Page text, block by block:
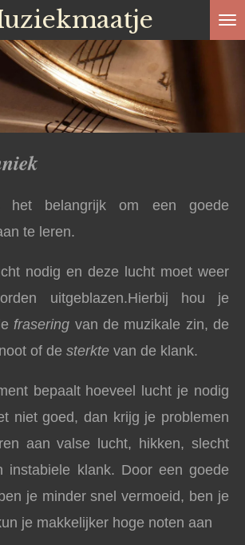
belangrijk om een goede
te leren.
nodig en deze lucht moet weer
uitgeblazen.Hierbij hou je
frasering van de muzikale zin, de
of de sterkte van de klank.
bepaalt hoeveel lucht je nodig
niet goed, dan krijg je problemen
aan valse lucht, hikken, slecht
instabiele klank. Door een goede
je minder snel vermoeid, ben je
je makkelijker hoge noten aan